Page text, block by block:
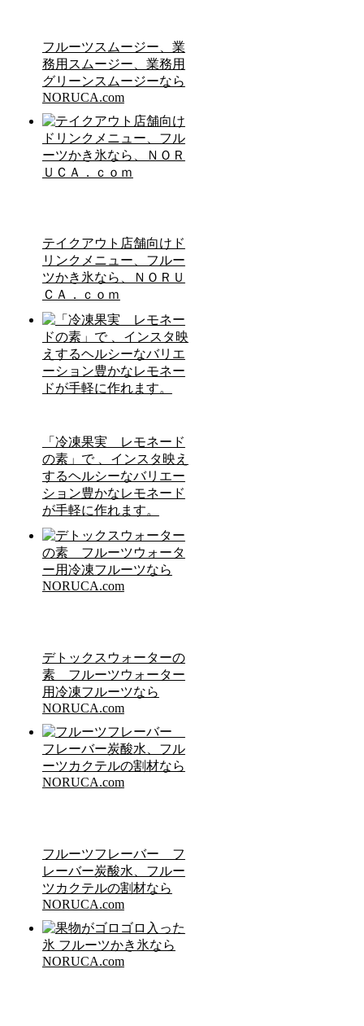
フルーツスムージー、業
務用スムージー、業務用
グリーンスムージーなら
NORUCA.com
テイクアウト店舗向けド
リンクメニュー、フルー
ツかき氷なら、ＮＯＲＵ
ＣＡ．ｃｏｍ
「冷凍果実 レモネード
の素」で 、インスタ映え
するヘルシーなバリエー
ション豊かなレモネード
が手軽に作れます。
デトックスウォーターの
素 フルーツウォーター
用冷凍フルーツなら
NORUCA.com
フルーツフレーバー フ
レーバー炭酸水、フルー
ツカクテルの割材なら
NORUCA.com